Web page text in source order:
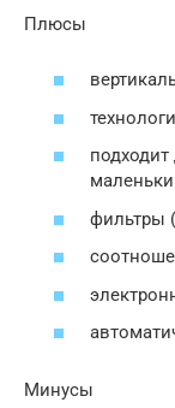
Плюсы
фильтры
Минусы